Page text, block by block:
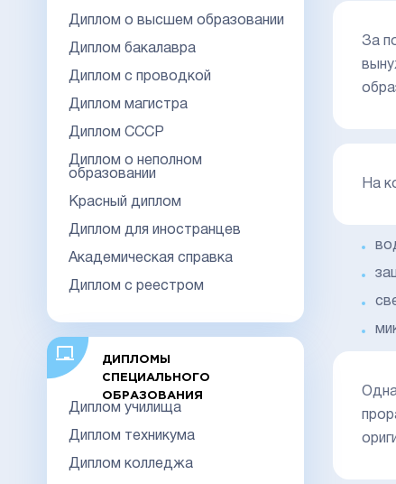
Диплом о высшем образовании
Диплом бакалавра
Диплом с проводкой
Диплом магистра
Диплом СССР
Диплом о неполном
образовании
Красный диплом
Диплом для иностранцев
Академическая справка
Диплом с реестром
ДИПЛОМЫ
СПЕЦИАЛЬНОГО
ОБРАЗОВАНИЯ
Диплом училища
Диплом техникума
Диплом колледжа
За
На